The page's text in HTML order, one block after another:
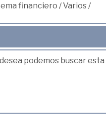
financiero /Varios/
podemos buscar